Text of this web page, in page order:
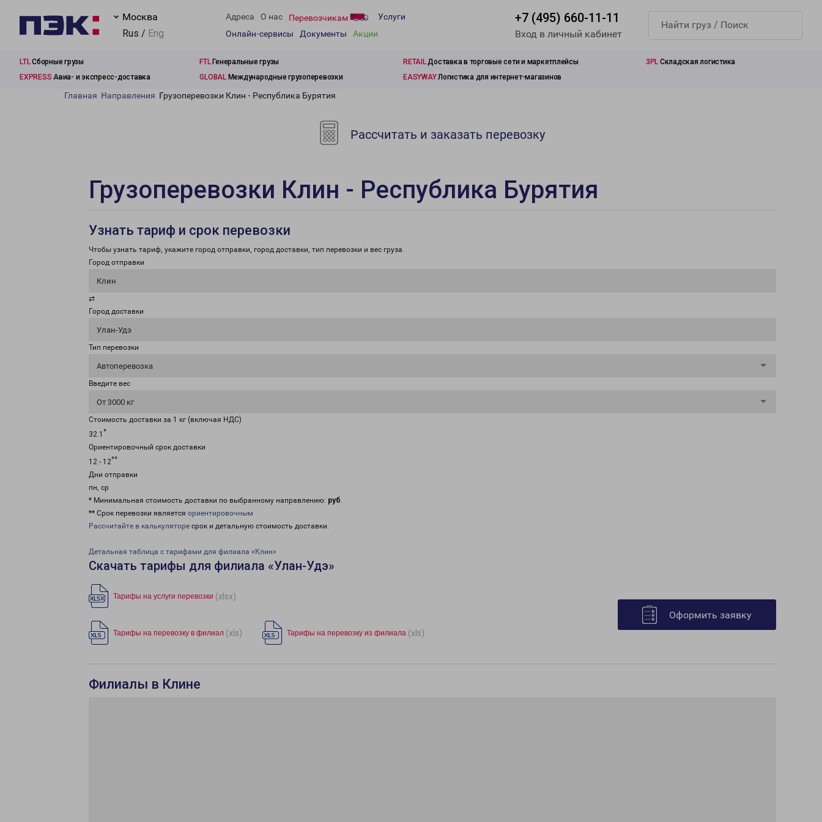
Москва
Rus / Eng
Адреса О нас Перевозчикам
Услуги
Онлайн-сервисы
Документы Акции
+7 (495) 660-11-11
Вход в личный кабинет
LTLСборные грузы FTLГенеральные грузы RETAILДоставка в торговые сети и маркетплейсы 3PL Складская логистика
EXPRESS Авиа- и экспресс-доставка GLOBALМеждународные грузоперевозки EASYWAYЛогистика для интернет-магазинов
Главная Направления Грузоперевозки Клин - Республика Бурятия
Рассчитать и заказать перевозку
Грузоперевозки Клин - Республика Бурятия
Узнать тариф и срок перевозки
Чтобы узнать тариф, укажите город отправки, город доставки, тип перевозки и вес груза.
Город отправки
Клин
⇄
Город доставки
Улан-Удэ
Тип перевозки
Автоперевозка
Введите вес
От 3000 кг
Стоимость доставки за 1 кг (включая НДС)
32.1 *
Ориентировочный срок доставки
12 - 12**
Дни отправки
пн, ср
* Минимальная стоимость доставки по выбранному направлению: руб.
** Срок перевозки является ориентировочным
Рассчитайте в калькуляторе срок и детальную стоимость доставки.
Детальная таблица с тарифами для филиала «Клин»
Скачать тарифы для филиала «Улан-Удэ»
Тарифы на услуги перевозки (xlsx)
Тарифы на перевозку в филиал (xls) Тарифы на перевозку из филиала (xls)
Оформить заявку
Филиалы в Клине